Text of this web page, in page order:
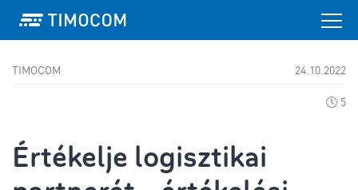
TIMOCOM 24.10.2022
5
Értékelje logisztikai